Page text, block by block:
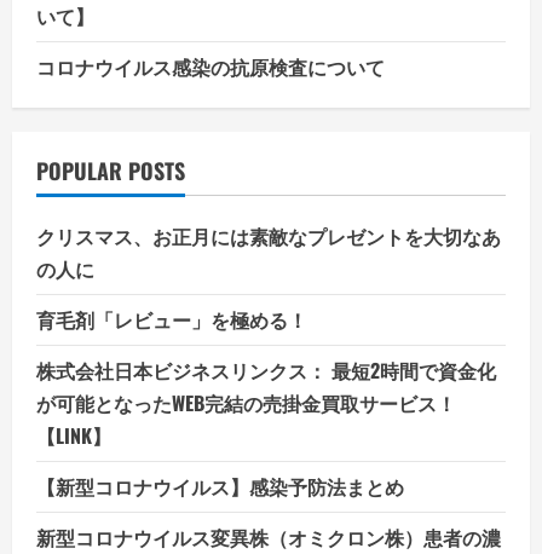
いて】
コロナウイルス感染の抗原検査について
POPULAR POSTS
クリスマス、お正月には素敵なプレゼントを大切なあ
の人に
育毛剤「レビュー」を極める！
株式会社日本ビジネスリンクス： 最短2時間で資金化
が可能となったWEB完結の売掛金買取サービス！
【LINK】
【新型コロナウイルス】感染予防法まとめ
新型コロナウイルス変異株（オミクロン株）患者の濃